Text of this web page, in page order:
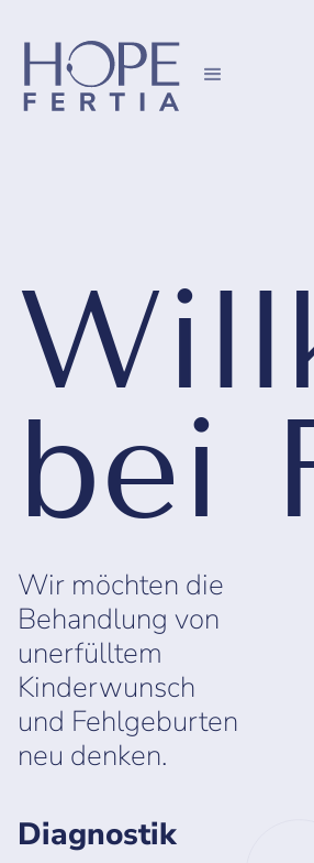
bei
Wir möchten die
Behandlung von
unerfülltem
Kinderwunsch
und Fehlgeburten
neu denken.
Diagnostik